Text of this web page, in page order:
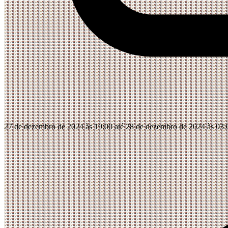
27 de dezembro de 2024 às 19:00 até 28 de dezembro de 2024 às